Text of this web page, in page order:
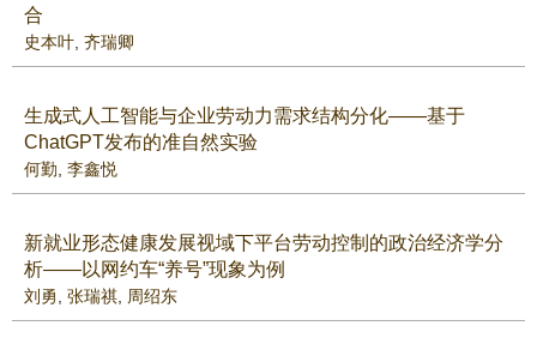
合
史本叶 齐瑞卿
生成式人工智能与企业劳动力需求结构分化——基于
ChatGPT发布的准自然实验
何勤 李鑫悦
新就业形态健康发展视域下平台劳动控制的政治经济学分
析——以网约车“养号”现象为例
刘勇 张瑞祺 周绍东